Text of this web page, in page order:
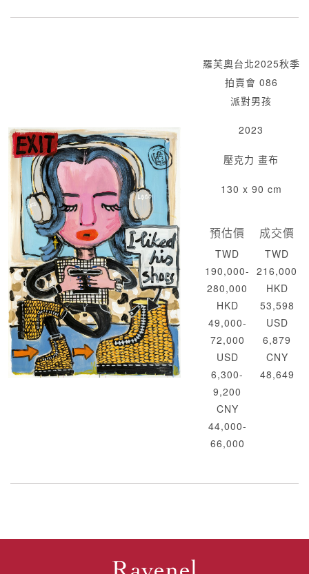
羅芙奧台北2025秋季
拍賣會 086
派對男孩
2023
壓克力 畫布
130 x 90 cm
預估價
TWD
190,000-
280,000
HKD
49,000-
72,000
USD
6,300-
9,200
CNY
44,000-
66,000
成交價
TWD
216,000
HKD
53,598
USD
6,879
CNY
48,649